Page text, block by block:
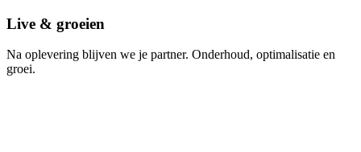
Live & groeien
Na oplevering blijven we je partner. Onderhoud, optimalisatie en
groei.